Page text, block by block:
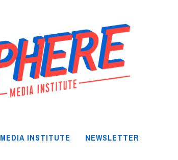
MEDIA INSTITUTE NEWSLETTER